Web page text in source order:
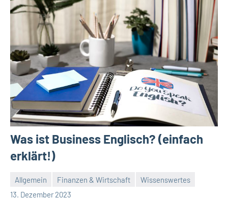
Was ist Business Englisch? (einfach
erklärt!)
Allgemein Finanzen & Wirtschaft
Wissenswertes
13. Dezember 2023
Redaktion
Keine